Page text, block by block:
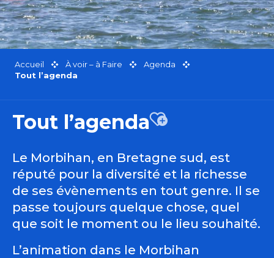
Accueil À voir – à Faire
Agenda
Tout l’agenda
Tout l’agendaAjouter aux
Le Morbihan, en Bretagne sud, est
réputé pour la diversité et la richesse
de ses évènements en tout genre. Il se
passe toujours quelque chose, quel
que soit le moment ou le lieu souhaité.
L’animation dans le Morbihan